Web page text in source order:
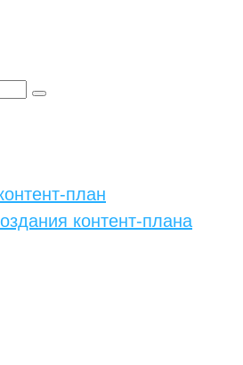
план
контент-плана